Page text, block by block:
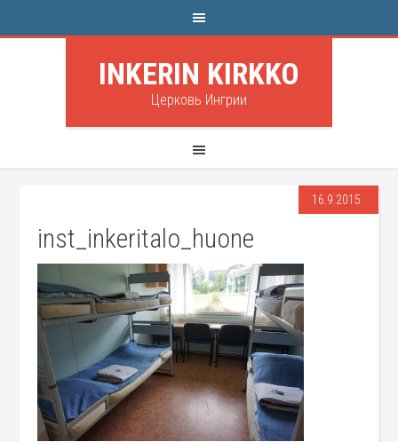
INKERIN KIRKKO
Церковь Ингрии
16.9.2015
inst_inkeritalo_huone